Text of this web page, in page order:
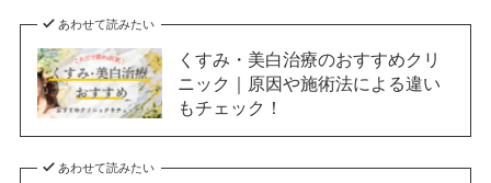
あわせて読みたい
くすみ・美白治療のおすすめクリ
ニック｜原因や施術法による違い
もチェック！
あわせて読みたい